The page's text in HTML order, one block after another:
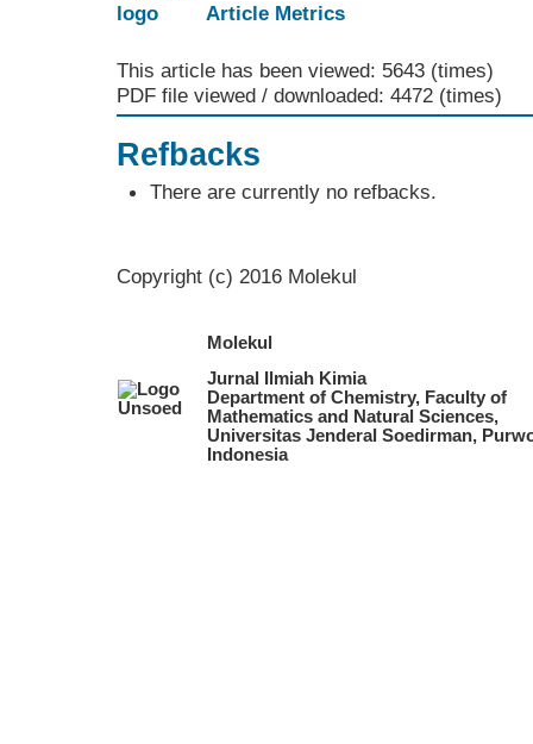
Article Metrics
This article has been viewed: 5643 (times)
PDF file viewed / downloaded: 4472 (times)
Refbacks
There are currently no refbacks.
Copyright (c) 2016 Molekul
Molekul
Jurnal Ilmiah Kimia
Department of Chemistry, Faculty of
Mathematics and Natural Sciences,
Universitas Jenderal Soedirman,
Indonesia